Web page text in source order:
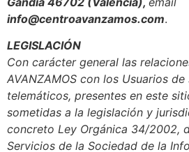
info@centroavanzamos.com.
LEGISLACIÓN
Con carácter general las
AVANZAMOS con los Usuarios
telemáticos, presentes en este
sometidas a la legislación y
concreto Ley Orgánica 34/2002,
Servicios de la Sociedad de la